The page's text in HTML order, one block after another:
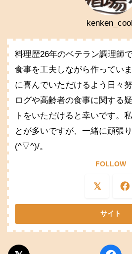
料理歴26年のベテラン調理師
食事を工夫しながら作ってい
に喜んでいただけるよう日々
ログや高齢者の食事に関する
トをいただけると幸いです。
とが多いですが、一緒に頑張
(^▽^)/。
FOLLOW